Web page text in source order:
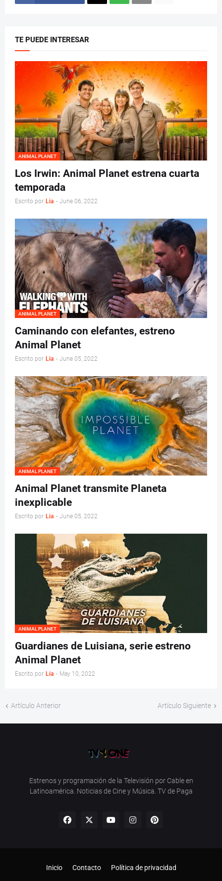
TE PUEDE INTERESAR
ANIMAL PLANET
Los Irwin: Animal Planet estrena cuarta
temporada
Escrito por Lia - June 06, 2022
ANIMAL PLANET
Caminando con elefantes, estreno
Animal Planet
Escrito por Lia - June 05, 2022
ANIMAL PLANET
Animal Planet transmite Planeta
inexplicable
Escrito por Lia - June 05, 2022
ANIMAL PLANET
Guardianes de Luisiana, serie estreno
Animal Planet
Escrito por Lia - May 10, 2022
Artículo Anterior Artículo Siguiente
Estrenos y programación de la Televisión por Cable en
Latinoamérica. Noticias de Cine y Música. TV de Paga
Inicio Contacto Política de privacidad